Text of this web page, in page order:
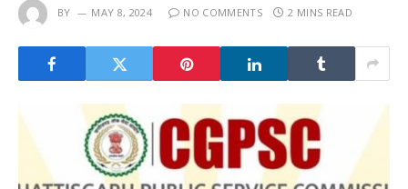
BY MAY 8, 2024 NO COMMENTS 2 MINS READ